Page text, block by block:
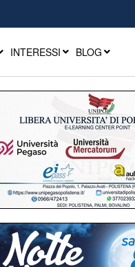
INTERESSI BLOG